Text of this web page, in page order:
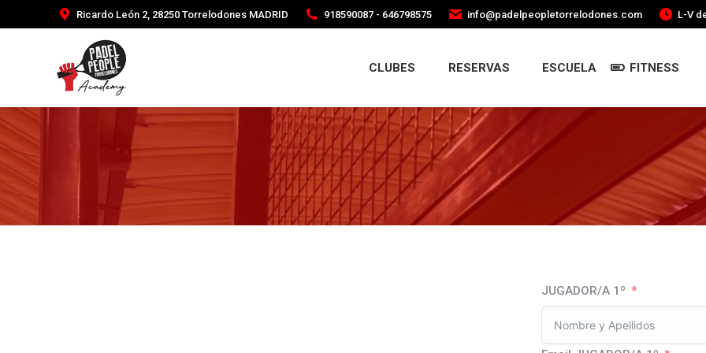
Ricardo León 2, 28250 Torrelodones MADRID 918590087 - 646798575 info@padelpeopletorrelodones.com L-V
CLUBES RESERVAS ESCUELA FITNESS
JUGADOR/A 1º